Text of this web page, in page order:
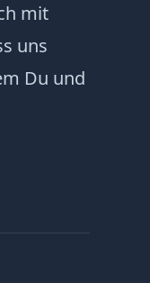
mit
uns
Du und